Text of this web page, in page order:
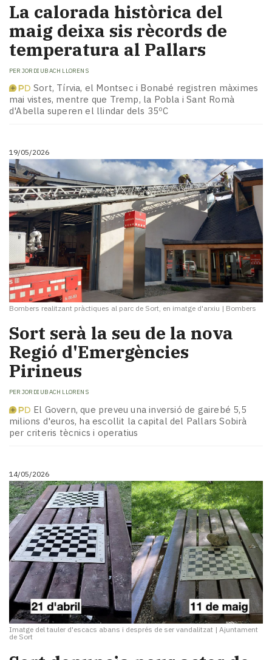
La calorada històrica del
maig deixa sis rècords de
temperatura al Pallars
PER JORDI UBACH LLORENS
Sort, Tírvia, el Montsec i Bonabé registren màximes
mai vistes, mentre que Tremp, la Pobla i Sant Romà
d'Abella superen el llindar dels 35ºC
19/05/2026
Bombers realitzant pràctiques al parc de Sort, en imatge d'arxiu | Bombers
Sort serà la seu de la nova
Regió d'Emergències
Pirineus
PER JORDI UBACH LLORENS
El Govern, que preveu una inversió de gairebé 5,5
milions d'euros, ha escollit la capital del Pallars Sobirà
per criteris tècnics i operatius
14/05/2026
Imatge del tauler d'escacs abans i després de ser vandalitzat | Ajuntament
de Sort